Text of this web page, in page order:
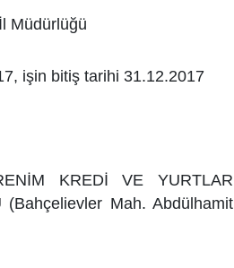
Müdürlüğü
işin bitiş tarihi 31.12.2017
KREDİ VE YURTLAR
(Bahçelievler Mah. Abdülhamit